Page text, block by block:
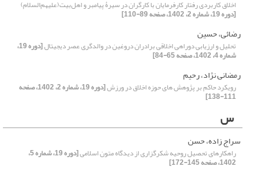
اخلاق کاربردی رفتار کارفرمایان با کارگران در سیرۀ پیامبر و اهل‌بیت(علیهم‌السلام)
[دوره 19، شماره 2، 1402، صفحه 89-110]
رضائی، حسین
تحلیل و ارزیابی دوراهی اخلاقی برادران دروغین در والدگری عصر دیجیتال [دوره 19،
شماره 4، 1402، صفحه 65-84]
رمضانی نژاد، رحیم
رویکرد حاکم بر پژوهش های حوزه اخلاق در ورزش [دوره 19، شماره 2، 1402، صفحه
111-138]
س
سراج زاده، حسن
راهکارهای تحصیل روحیه شکرگزاری از دیدگاه متون اسلامی [دوره 19، شماره 5،
1402، صفحه 145-172]